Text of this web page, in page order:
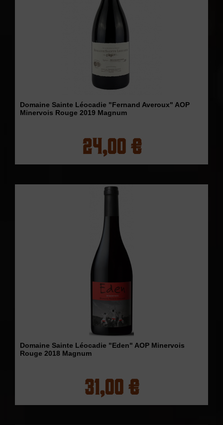
Domaine Sainte Léocadie "Fernand Averoux" AOP
Minervois Rouge 2019 Magnum
24,00 €
Domaine Sainte Léocadie "Eden" AOP Minervois
Rouge 2018 Magnum
31,00 €